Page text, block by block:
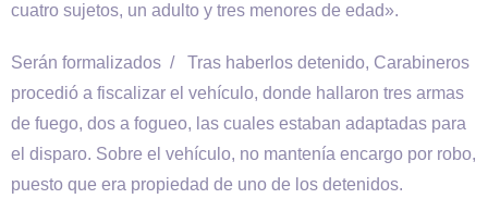
cuatro sujetos, un adulto y tres menores de edad».
Serán formalizados / Tras haberlos detenido, Carabineros
procedió a fiscalizar el vehículo, donde hallaron tres armas
de fuego, dos a fogueo, las cuales estaban adaptadas para
el disparo. Sobre el vehículo, no mantenía encargo por robo,
puesto que era propiedad de uno de los detenidos.